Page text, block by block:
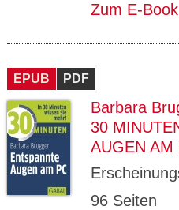
Zum E-
EPUB PDF
Barbara
30
AUGEN AM
96 Seiten